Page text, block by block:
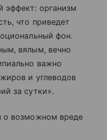
эффект: организм
что приведет
фон.
вялым, вечно
важно
и углеводов
за сутки».
о возможном вреде